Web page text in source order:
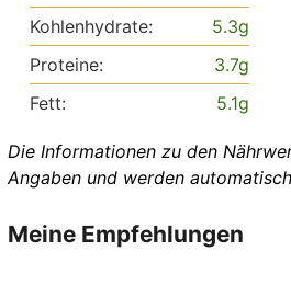
Kohlenhydrate:
5.3g
Proteine:
3.7g
Fett:
5.1g
Die Informationen zu den Nährwerten sind ungefähre
Angaben und werden
Meine Empfehlungen